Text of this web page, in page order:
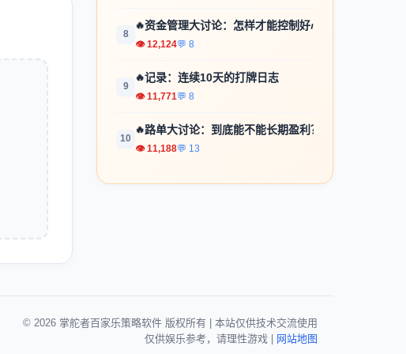
8
🔥资金管理大讨论：怎样才能控制好心...
👁 12,124💬 8
9
🔥记录：连续10天的打牌日志
👁 11,771💬 8
10
🔥路单大讨论：到底能不能长期盈利？
👁 11,188💬 13
© 2026 掌舵者百家乐策略软件 版权所有 | 本站仅供技术交流使用
仅供娱乐参考，请理性游戏 |
网站地图